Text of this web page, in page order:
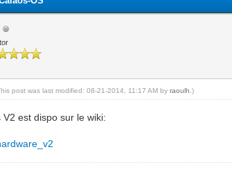
post was last modified: 08-21-2014, 11:17 AM byraoulh .)
est dispo sur le wiki: